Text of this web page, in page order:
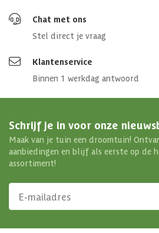
Chat met ons
Stel direct je vraag
Klantenservice
Binnen 1 werkdag antwoord
Schrijf je in voor onze
Maak van je tuin een droomtuin!
aanbiedingen en blijf als eerste op de
assortiment!